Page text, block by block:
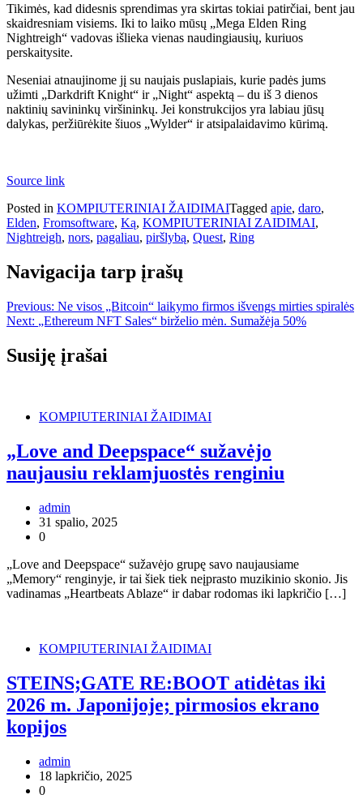
Tikimės, kad didesnis sprendimas yra skirtas tokiai patirčiai, bent jau
skaidresniam visiems. Iki to laiko mūsų „Mega Elden Ring
Nightreigh“ vadovas išlieka vienas naudingiausių, kuriuos
perskaitysite.
Neseniai atnaujinome jį su naujais puslapiais, kurie padės jums
užimti „Darkdrift Knight“ ir „Night“ aspektą – du iš 3 dienos
naktinių savininkų viršininkų. Jei konstrukcijos yra labiau jūsų
dalykas, peržiūrėkite šiuos „Wylder“ ir atsipalaidavimo kūrimą.
Source link
Posted in KOMPIUTERINIAI ŽAIDIMAITagged apie, daro,
Elden, Fromsoftware, Ką, KOMPIUTERINIAI ZAIDIMAI,
Nightreigh, nors, pagaliau, piršlybą, Quest, Ring
Navigacija tarp įrašų
Previous: Ne visos „Bitcoin“ laikymo firmos išvengs mirties spiralės
Next: „Ethereum NFT Sales“ birželio mėn. Sumažėja 50%
Susiję įrašai
KOMPIUTERINIAI ŽAIDIMAI
„Love and Deepspace“ sužavėjo
naujausiu reklamjuostės renginiu
admin
31 spalio, 2025
0
„Love and Deepspace“ sužavėjo grupę savo naujausiame
„Memory“ renginyje, ir tai šiek tiek neįprasto muzikinio skonio. Jis
vadinamas „Heartbeats Ablaze“ ir dabar rodomas iki lapkričio […]
KOMPIUTERINIAI ŽAIDIMAI
STEINS;GATE RE:BOOT atidėtas iki
2026 m. Japonijoje; pirmosios ekrano
kopijos
admin
18 lapkričio, 2025
0